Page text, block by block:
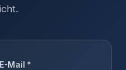
E-Mail *